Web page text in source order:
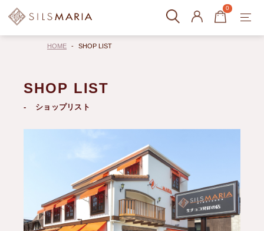
0
HOME SHOP LIST
SHOP LIST
ショップリスト